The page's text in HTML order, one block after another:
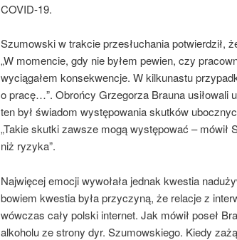
COVID-19.
Szumowski w trakcie przesłuchania potwierdził,
„W momencie, gdy nie byłem pewien, czy
wyciągałem konsekwencje. W kilkunastu
o pracę…”. Obrońcy Grzegorza Brauna usiłowali
ten był świadom występowania skutków
„Takie skutki zawsze mogą występować –
niż ryzyka”.
Najwięcej emocji wywołała jednak kwestia
bowiem kwestia była przyczyną, że relacje z
wówczas cały polski internet. Jak mówił poseł
alkoholu ze strony dyr. Szumowskiego. Kiedy